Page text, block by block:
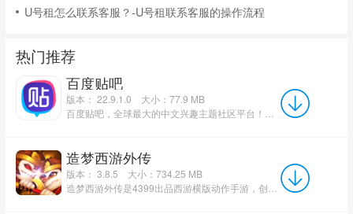
U号租怎么联系客服？-U号租联系客服的操作流程
热门推荐
百度贴吧
版本： 22.9.1.0
大小：77.9 MB
造梦西游外传
版本： 3.8.5
大小：734.25 MB
造梦西游外传是4399出品西游横版动作手游，创新融合闯关与横版MOBA竞技两大玩法，可收集历代BOSS作为英...